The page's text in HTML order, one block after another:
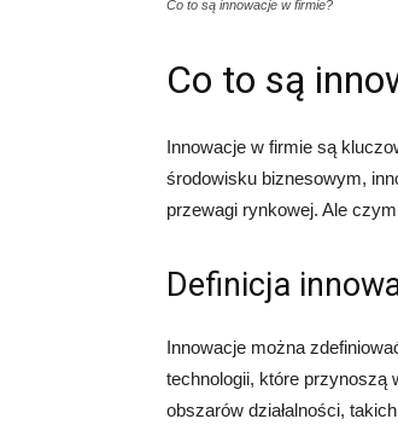
Co to są innowacje w firmie?
Co to są
Innowacje w firmie są
środowisku biznesowym,
przewagi rynkowej. Ale
Definicja
Innowacje można
technologii, które przynoszą
obszarów działalności,